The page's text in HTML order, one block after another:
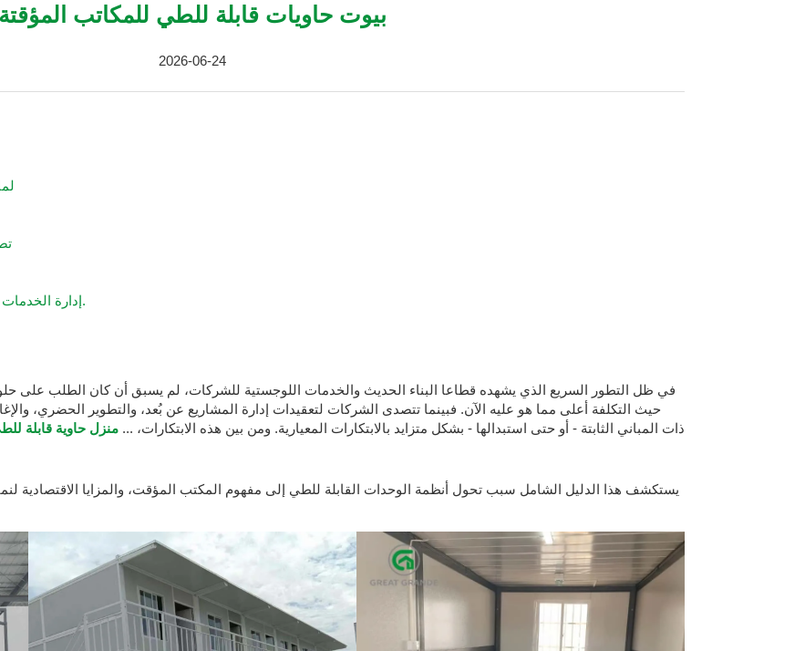
بيوت حاويات قابلة للطي للمكاتب المؤقتة
2026-06-24
إدارة الخدمات اللوجستية من خلال استئجار مكاتب مؤقتة في حاويات.
في ظل التطور السريع الذي يشهده قطاعا البناء الحديث والخدمات اللوجستية للشركات، لم يسبق أن كان الطلب على
حيث التكلفة أعلى مما هو عليه الآن. فبينما تتصدى الشركات لتعقيدات إدارة المشاريع عن بُعد، والتطوير الحضري،
ذات المباني الثابتة - أو حتى استبدالها - بشكل متزايد بالابتكارات المعيارية. ومن بين هذه الابتكارات، ... منزل حاوية قابلة
يستكشف هذا الدليل الشامل سبب تحول أنظمة الوحدات القابلة للطي إلى مفهوم المكتب المؤقت، والمزايا الاقتصادية